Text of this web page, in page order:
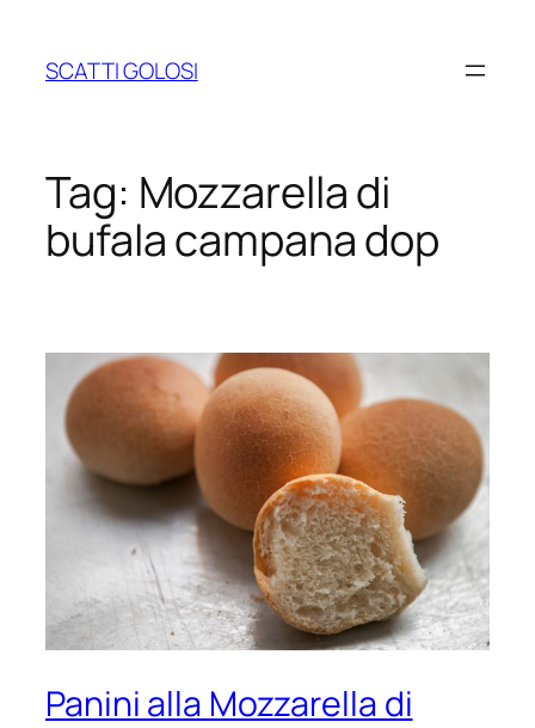
contenuto
SCATTI GOLOSI
Tag: Mozzarella di
bufala campana dop
Panini alla Mozzarella di